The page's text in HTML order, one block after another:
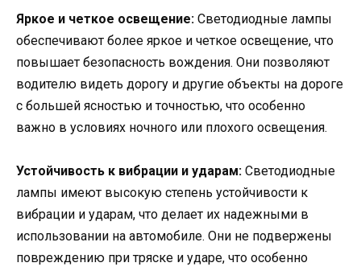
Яркое и четкое освещение: Светодиодные лампы
обеспечивают более яркое и четкое освещение, что
повышает безопасность вождения. Они позволяют
водителю видеть дорогу и другие объекты на дороге
с большей ясностью и точностью, что особенно
важно в условиях ночного или плохого освещения.
Устойчивость к вибрации и ударам: Светодиодные
лампы имеют высокую степень устойчивости к
вибрации и ударам, что делает их надежными в
использовании на автомобиле. Они не подвержены
повреждению при тряске и ударе, что особенно